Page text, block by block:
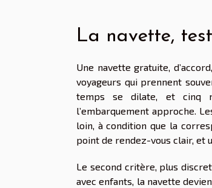
La navette,
Une navette gratuite,
voyageurs qui prennent
temps se dilate, et cinq
l’embarquement approche.
loin, à condition que la
point de rendez-vous clair, et
Le second critère, plus
avec enfants, la navette